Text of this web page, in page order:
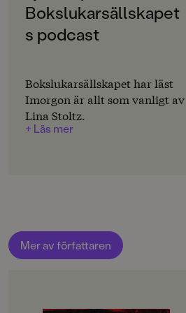
ovanligt i barnböcker.
PUBLICERINGSDATUM
2014-03-04
Produktion
PAPPER
Bokpapper träfritt
Produktdetaljer
Bokslukarsällskapet
s podcast
Bokslukarsällskapet har läst
Imorgon är allt som vanligt av
Lina Stoltz.
+ Läs mer
Mer av författaren